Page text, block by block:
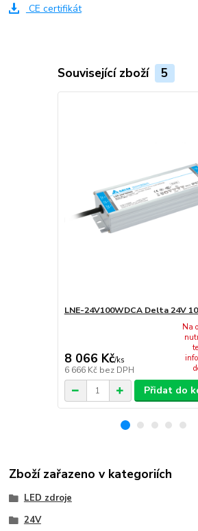
CE certifikát
Související zboží 5
LNE-24V100WDCA Delta 24V
8 066 Kč/ks
6 666 Kč bez DPH
Na
Přidat do
Zboží zařazeno v kategoriích
LED zdroje
24V